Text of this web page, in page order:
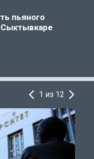
пьяного
Сыктывкаре
1 из 12